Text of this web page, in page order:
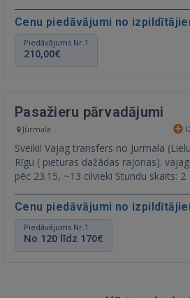
Cenu piedāvājumi no
Piedāvājums Nr.1
210,00€
Pasažieru pārvadājumi
Jūrmala
Sveiki! Vajag transfers no Jurmala
Rīgu ( pieturas dažādas rajonas).
pēc 23.15, ~13 cilvieki Stundu skaits: 2
Cenu piedāvājumi no
Piedāvājums Nr.1
No 120 līdz 170€